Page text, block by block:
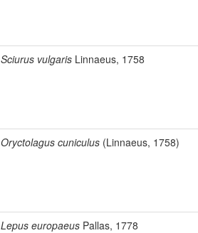
Sciurus vulgaris Linnaeus, 1758
Oryctolagus cuniculus (Linnaeus, 1758)
Lepus europaeus Pallas, 1778